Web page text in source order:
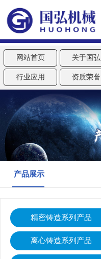
网站首页 关于国弘
行业应用 资质荣誉
产品展示
精密铸造系列产品
离心铸造系列产品